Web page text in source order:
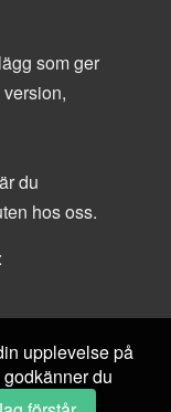
som ger
du
hos oss.
upplevelse på
du